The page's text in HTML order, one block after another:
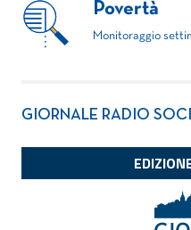
Povertà
Monitoraggio
GIORNALE RADIO